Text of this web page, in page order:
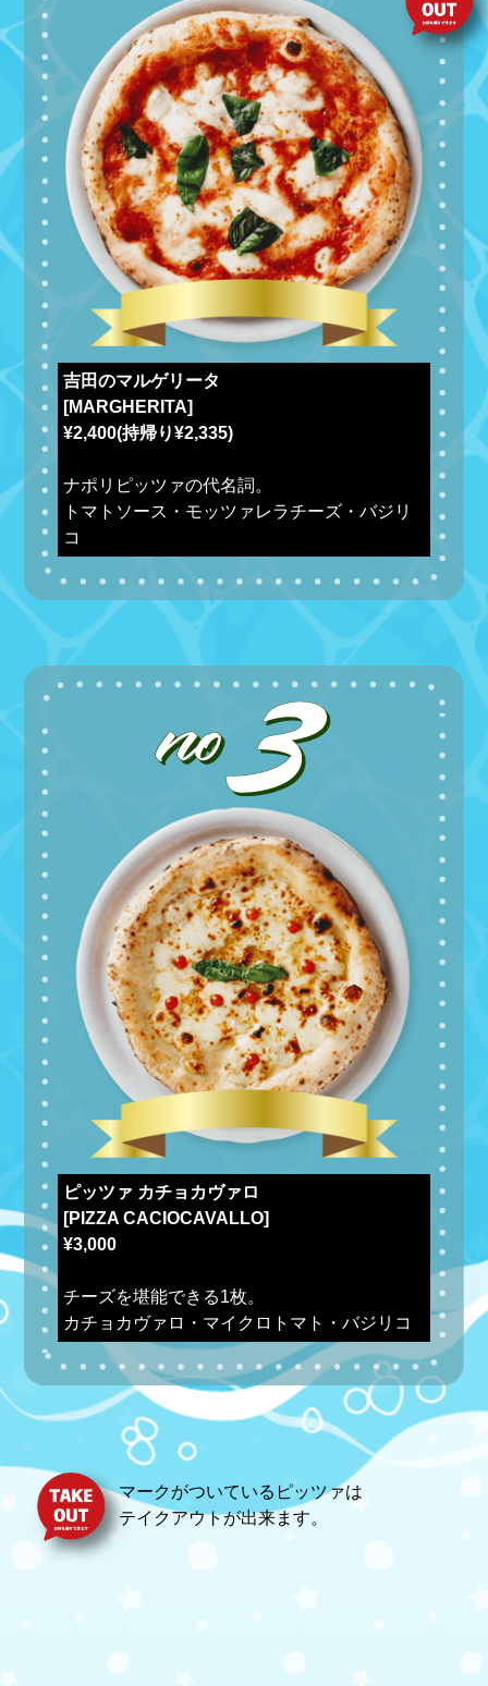
吉田のマルゲリータ
[MARGHERITA]
¥2,400(持帰り¥2,335)
ナポリピッツァの代名詞。
トマトソース・モッツァレラチーズ・バジリ
コ
ピッツァ カチョカヴァロ
[PIZZA CACIOCAVALLO]
¥3,000
チーズを堪能できる1枚。
カチョカヴァロ・マイクロトマト・バジリコ
マークがついているピッツァは
テイクアウトが出来ます。